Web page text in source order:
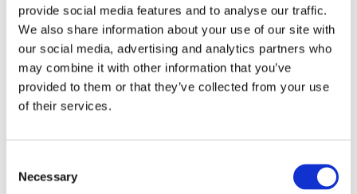
provide social media features and to analyse our traffic.
We also share information about your use of our site with
our social media, advertising and analytics partners who
may combine it with other information that you’ve
provided to them or that they’ve collected from your use
of their services.
Selection
Necessary
Kläder
Alla kläder
Pikétröjor
Rekyls Ulltröjor
Skjortor
Hoodies
T-shirt Unisex